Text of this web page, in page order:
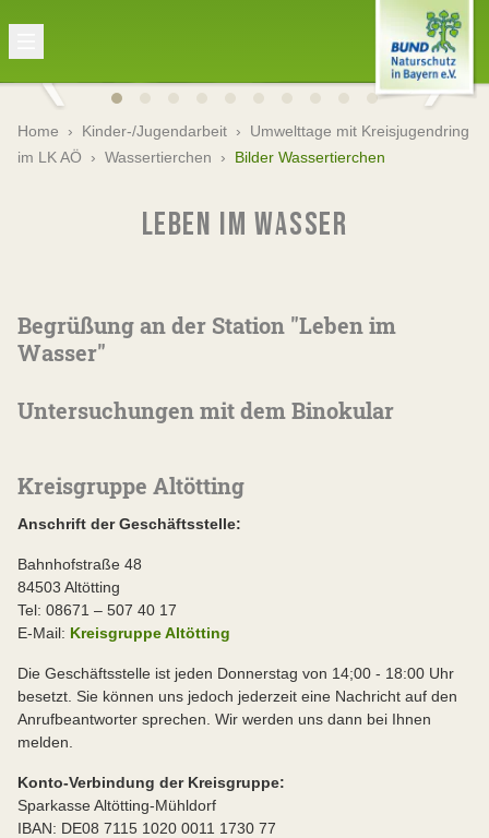
Home › Kinder-/Jugendarbeit › Umwelttage mit Kreisjugendring
im LK AÖ › Wassertierchen › Bilder Wassertierchen
LEBEN IM WASSER
Begrüßung an der Station "Leben im
Wasser"
Untersuchungen mit dem Binokular
Kreisgruppe Altötting
Anschrift der Geschäftsstelle:
Bahnhofstraße 48
84503 Altötting
Tel: 08671 – 507 40 17
E-Mail: Kreisgruppe Altötting
Die Geschäftsstelle ist jeden Donnerstag von 14;00 - 18:00 Uhr
besetzt. Sie können uns jedoch jederzeit eine Nachricht auf den
Anrufbeantworter sprechen. Wir werden uns dann bei Ihnen
melden.
Konto-Verbindung der Kreisgruppe:
Sparkasse Altötting-Mühldorf
IBAN: DE08 7115 1020 0011 1730 77